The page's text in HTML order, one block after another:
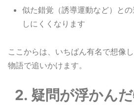
似た錯覚（誘導運動など）と
しにくくなります
ここからは、いちばん有名で想像
物語で追いかけます。
2. 疑問が浮かん